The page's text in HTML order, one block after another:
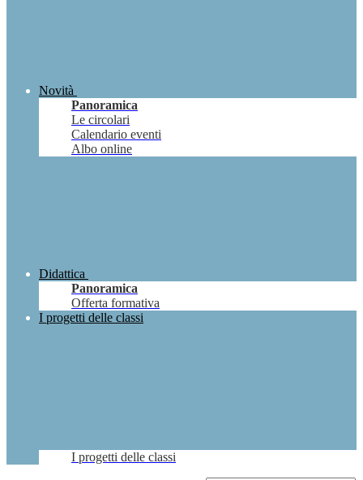
Novità
Panoramica
Le circolari
Calendario eventi
Albo online
Didattica
Panoramica
Offerta formativa
I progetti delle classi
I progetti delle classi